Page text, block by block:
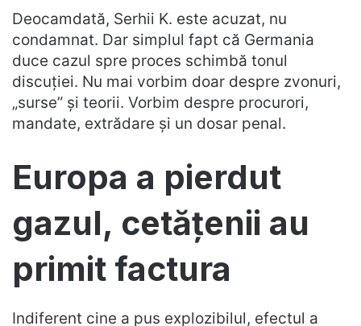
Deocamdată, Serhii K. este acuzat, nu
condamnat. Dar simplul fapt că Germania
duce cazul spre proces schimbă tonul
discuției. Nu mai vorbim doar despre zvonuri,
„surse” și teorii. Vorbim despre procurori,
mandate, extrădare și un dosar penal.
Europa a pierdut
gazul, cetățenii au
primit factura
Indiferent cine a pus explozibilul, efectul a